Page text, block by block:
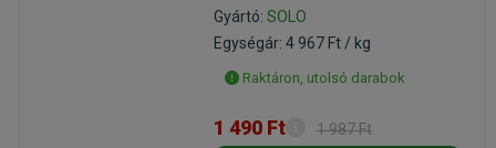
Gyártó: SOLO
Egységár: 4 967 Ft / kg
Raktáron, utolsó darabok
1 490 Ft 1 987 Ft